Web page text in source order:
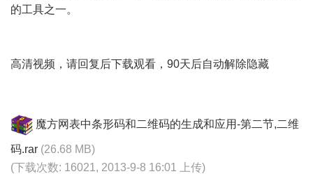
的工具之一。
高清视频，请回复后下载观看，90天后自动解除隐藏
魔方网表中条形码和二维码的生成和应用-第二节,二维
码.rar (26.68 MB)
(下载次数: 16021, 2013-9-8 16:01 上传)